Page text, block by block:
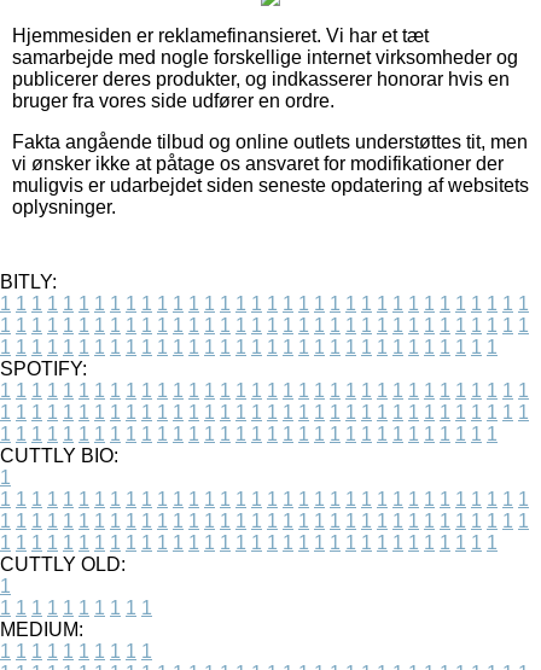
Hjemmesiden er reklamefinansieret. Vi har et tæt
samarbejde med nogle forskellige internet virksomheder og
publicerer deres produkter, og indkasserer honorar hvis en
bruger fra vores side udfører en ordre.
Fakta angående tilbud og online outlets understøttes tit, men
vi ønsker ikke at påtage os ansvaret for modifikationer der
muligvis er udarbejdet siden seneste opdatering af websitets
oplysninger.
BITLY:
1 1 1 1 1 1 1 1 1 1 1 1 1 1 1 1 1 1 1 1 1 1 1 1 1 1 1 1 1 1 1 1 1 1
1 1 1 1 1 1 1 1 1 1 1 1 1 1 1 1 1 1 1 1 1 1 1 1 1 1 1 1 1 1 1 1 1 1
1 1 1 1 1 1 1 1 1 1 1 1 1 1 1 1 1 1 1 1 1 1 1 1 1 1 1 1 1 1 1 1
SPOTIFY:
1 1 1 1 1 1 1 1 1 1 1 1 1 1 1 1 1 1 1 1 1 1 1 1 1 1 1 1 1 1 1 1 1 1
1 1 1 1 1 1 1 1 1 1 1 1 1 1 1 1 1 1 1 1 1 1 1 1 1 1 1 1 1 1 1 1 1 1
1 1 1 1 1 1 1 1 1 1 1 1 1 1 1 1 1 1 1 1 1 1 1 1 1 1 1 1 1 1 1 1
CUTTLY BIO:
1
1 1 1 1 1 1 1 1 1 1 1 1 1 1 1 1 1 1 1 1 1 1 1 1 1 1 1 1 1 1 1 1 1 1
1 1 1 1 1 1 1 1 1 1 1 1 1 1 1 1 1 1 1 1 1 1 1 1 1 1 1 1 1 1 1 1 1 1
1 1 1 1 1 1 1 1 1 1 1 1 1 1 1 1 1 1 1 1 1 1 1 1 1 1 1 1 1 1 1 1
CUTTLY OLD:
1
1 1 1 1 1 1 1 1 1 1
MEDIUM:
1 1 1 1 1 1 1 1 1 1